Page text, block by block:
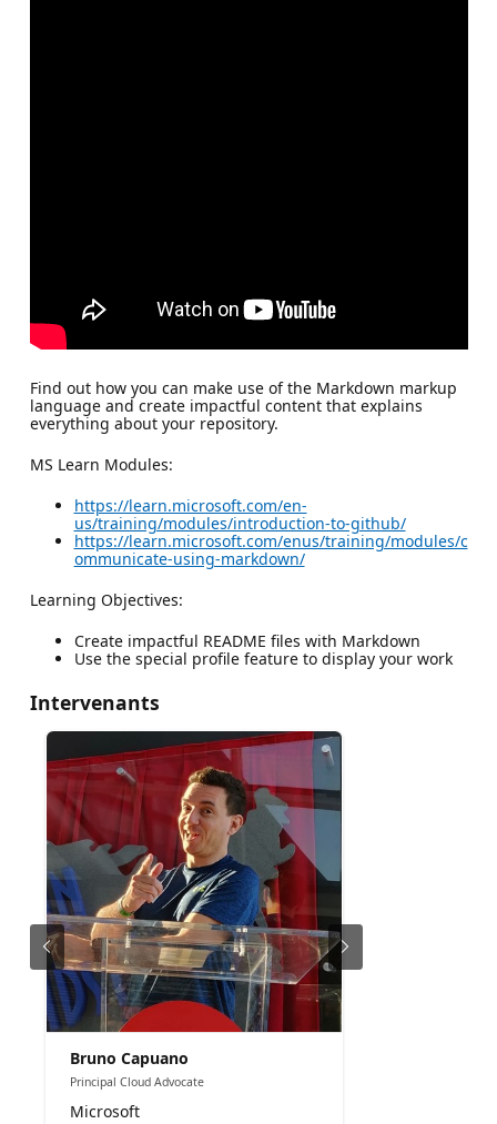
Find out how you can make use of the Markdown markup
language and create impactful content that explains
everything about your repository.
MS Learn Modules:
https://learn.microsoft.com/en-
us/training/modules/introduction-to-github/
https://learn.microsoft.com/enus/training/modules/c
ommunicate-using-markdown/
Learning Objectives:
Create impactful README files with Markdown
Use the special profile feature to display your work
Intervenants
Bruno Capuano
Principal Cloud Advocate
Microsoft